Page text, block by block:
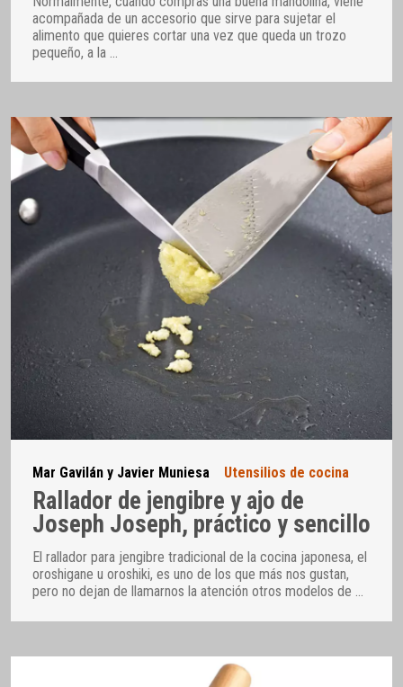
acompañada de un accesorio que sirve para sujetar el
alimento que quieres cortar una vez que queda un trozo
pequeño, a la
Mar Gavilán y Javier Muniesa Utensilios de cocina
Rallador de jengibre y ajo de
Joseph Joseph, práctico y sencillo
El rallador para jengibre tradicional de la cocina japonesa, el
oroshigane u oroshiki, es uno de los que más nos gustan,
pero no dejan de llamarnos la atención otros modelos de …